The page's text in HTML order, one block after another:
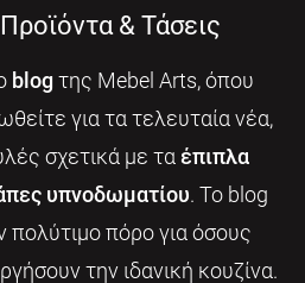
& Τάσεις
blogτης Mebel Arts, όπου
για τα τελευταία νέα,
σχετικά με τα έπιπλα
υπνοδωματίου. Το blog
πολύτιμο πόρο για όσους
την ιδανική κουζίνα.